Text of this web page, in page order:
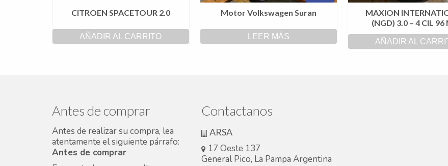
CITROEN SPACETOUR 2.0
AÑADIR AL CARRITO
Motor Volkswagen Suran
LEER MÁS
MAXION
(NGD) 3.0 – 4 CIL 96
AÑADIR AL
Antes de comprar
Antes de realizar su compra, lea
atentamente el siguiente párrafo:
Antes de comprar
Contactanos
ARSA
17 Oeste 137
General Pico, La Pampa Argentina